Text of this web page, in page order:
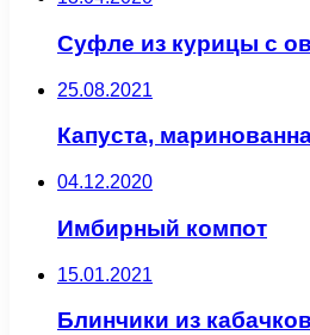
Суфле из курицы с
25.08.2021
Капуста,
04.12.2020
Имбирный компот
15.01.2021
Блинчики из